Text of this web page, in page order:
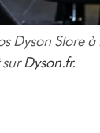
Dyson Store à
surDyson.fr.